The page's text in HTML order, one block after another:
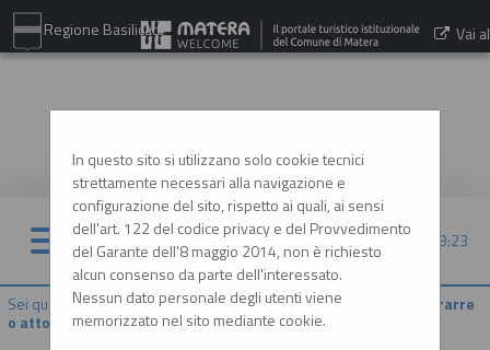
Regione Basilicata Vai al
06/08/2026 09:23
Sei qui: Home»Procedure d'appalto e contratti»Delibere a contrarre
o atto equivalente
In questo sito si utilizzano solo cookie tecnici
strettamente necessari alla navigazione e
configurazione del sito, rispetto ai quali, ai sensi
dell'art. 122 del codice privacy e del Provvedimento
del Garante dell'8 maggio 2014, non è richiesto
alcun consenso da parte dell'interessato.
Nessun dato personale degli utenti viene
memorizzato nel sito mediante cookie.